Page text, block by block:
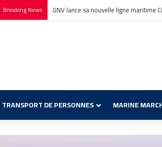
Breaking News GNV lance sa nouvelle ligne maritime
TRANSPORT DE PERSONNES MARINE